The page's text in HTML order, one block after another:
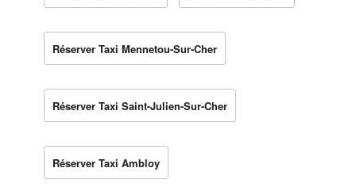
Réserver Taxi Mennetou-Sur-Cher
Réserver Taxi Saint-Julien-Sur-Cher
Réserver Taxi Ambloy